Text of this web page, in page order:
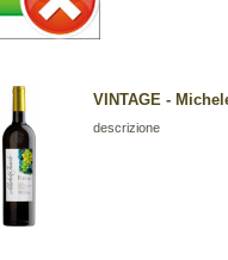
VINTAGE -
descrizione